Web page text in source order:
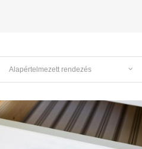
Alapértelmezett rendezés